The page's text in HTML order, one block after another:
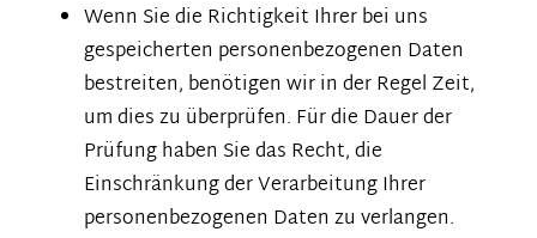
Wenn Sie die Richtigkeit Ihrer bei uns
gespeicherten personenbezogenen Daten
bestreiten, benötigen wir in der Regel Zeit,
um dies zu überprüfen. Für die Dauer der
Prüfung haben Sie das Recht, die
Einschränkung der Verarbeitung Ihrer
personenbezogenen Daten zu verlangen.